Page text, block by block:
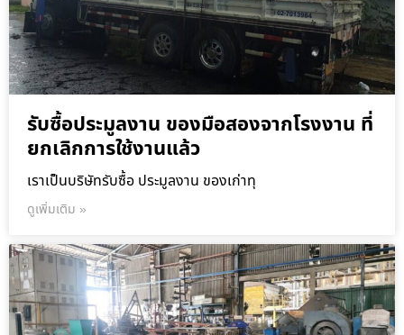
รับซื้อประมูลงาน ของมือสองจากโรงงาน ที่
ยกเลิกการใช้งานแล้ว
เราเป็นบริษัทรับซื้อ ประมูลงาน ของเก่าทุ
ดูเพิ่มเติม »